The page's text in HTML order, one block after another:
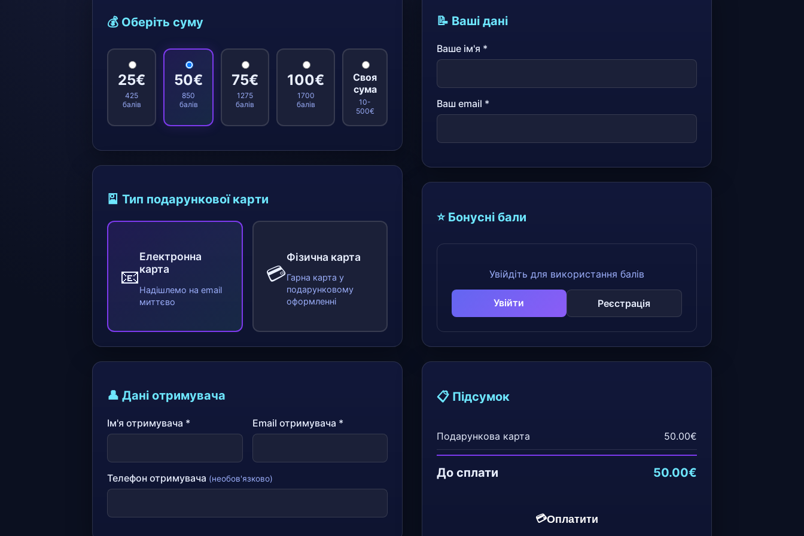
💰 Оберіть суму
25€
425
балів
50€
850
балів
75€
1275
балів
100€
1700
балів
Своя
сума
10-
500€
🎴 Тип подарункової карти
📧
Електронна
карта
Надішлемо на email
миттєво
💳
Фізична карта
Гарна карта у
подарунковому
оформленні
👤 Дані отримувача
Ім'я отримувача * Email отримувача *
Телефон отримувача (необов'язково)
📝 Ваші дані
Ваше ім'я *
Ваш email *
⭐ Бонусні бали
Увійдіть для використання балів
Увійти Реєстрація
📋 Підсумок
Подарункова карта 50.00€
До сплати 50.00€
💳Оплатити